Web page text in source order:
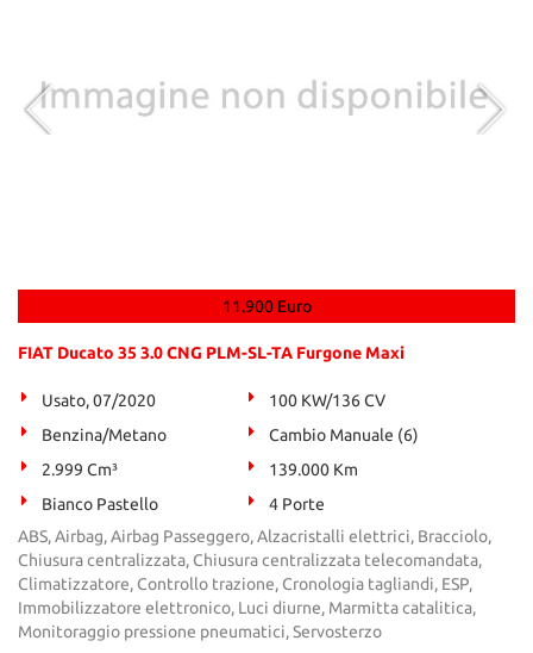
11.900 Euro
FIAT Ducato 35 3.0 CNG PLM-SL-TA Furgone Maxi
Usato, 07/2020
100 KW/136 CV
Benzina/Metano
Cambio Manuale (6)
2.999 Cm³
139.000 Km
Bianco Pastello
4 Porte
ABS, Airbag, Airbag Passeggero, Alzacristalli elettrici, Bracciolo,
Chiusura centralizzata, Chiusura centralizzata telecomandata,
Climatizzatore, Controllo trazione, Cronologia tagliandi, ESP,
Immobilizzatore elettronico, Luci diurne, Marmitta catalitica,
Monitoraggio pressione pneumatici, Servosterzo